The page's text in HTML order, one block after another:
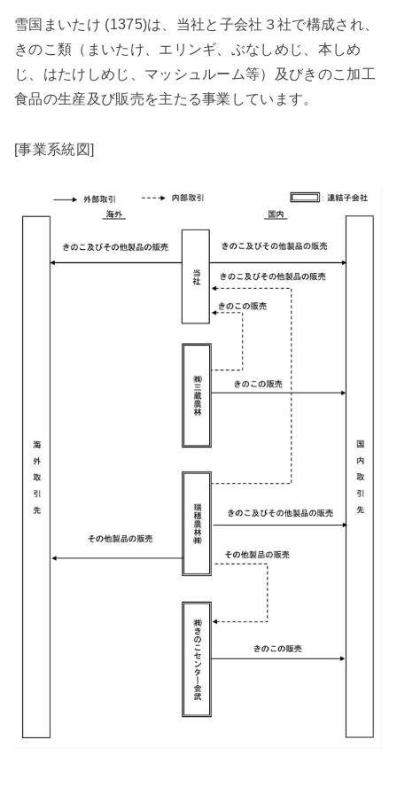
雪国まいたけ (1375)は、当社と子会社３社で構成され、
きのこ類（まいたけ、エリンギ、ぶなしめじ、本しめ
じ、はたけしめじ、マッシュルーム等）及びきのこ加工
食品の生産及び販売を主たる事業しています。
[事業系統図]